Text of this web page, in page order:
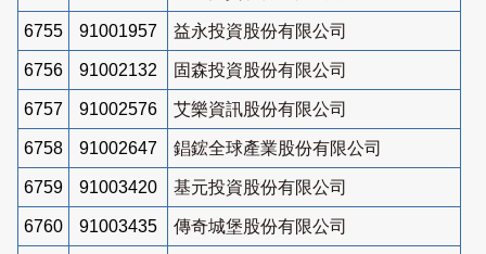
6755 91001957 益永投資股份有限公司
6756 91002132 固森投資股份有限公司
6757 91002576 艾樂資訊股份有限公司
6758 91002647 錩鋐全球產業股份有限公司
6759 91003420 基元投資股份有限公司
6760 91003435 傳奇城堡股份有限公司